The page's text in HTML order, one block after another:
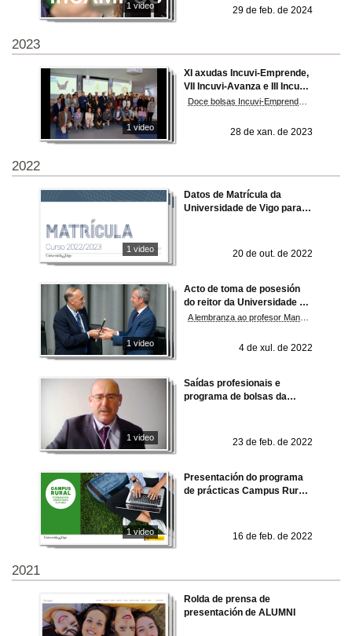
1 video 29 de feb. de 2024
2023
1 video
XI axudas Incuvi-Emprende,
VII Incuvi-Avanza e III Incuvi-
Consolida
28 de xan. de 2023
2022
1 video
Datos de Matrícula da
Universidade de Vigo para o
20 de out. de 2022
1 video
Acto de toma de posesión
do reitor da Universidade de
Vigo. Período 2022-2026
4 de xul. de 2022
1 video
Saídas profesionais e
programa de bolsas da
23 de feb. de 2022
1 video
Presentación do programa
de prácticas Campus Rural
16 de feb. de 2022
2021
Rolda de prensa de
presentación de ALUMNI